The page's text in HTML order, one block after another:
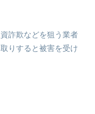
詐欺などを狙う業者
りすると被害を受け